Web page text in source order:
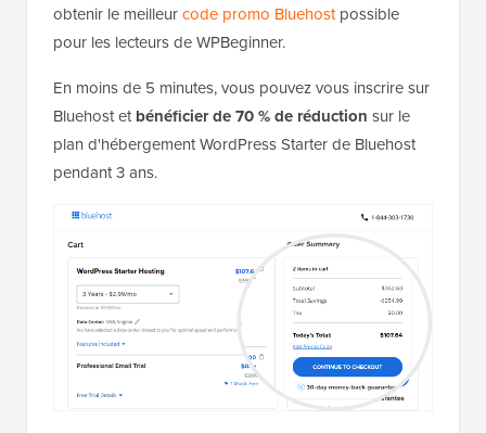
obtenir le meilleurcode promo Bluehostpossible
pour les lecteurs de WPBeginner.
En moins de 5 minutes, vous pouvez vous inscrire sur
Bluehost etbénéficier de 70 % de réduction sur le
plan d'hébergement WordPress Starter de Bluehost
pendant 3 ans.